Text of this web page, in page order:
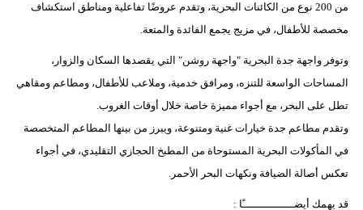
من 200 نوع من الكائنات البحرية، وتقدم عروضًا تفاعلية ومناطق استكشاف
مخصصة للأطفال، في مزيج يجمع الفائدة والمتعة.
وتوفر واجهة جدة البحرية "واجهة روشن" التي يقصدها السكان والزوار،
المساحات الواسعة للتنزه، ومرافق خدمية، وملاعب للأطفال، ومطاعم ومقاهي
تطل على البحر، مع أجواء مميزة خاصة خلال أوقات الغروب.
وتقدم مطاعم جدة خيارات غنية ومتنوعة، ويبرز من بينها المطاعم المتخصصة
في المأكولات البحرية المستوحاة من المطبخ الحجازي التقليدي، في أجواء
تعكس أصالة الضيافة ونكهات البحر الأحمر.
قد يهمك أيضــــــــــــــــًا :